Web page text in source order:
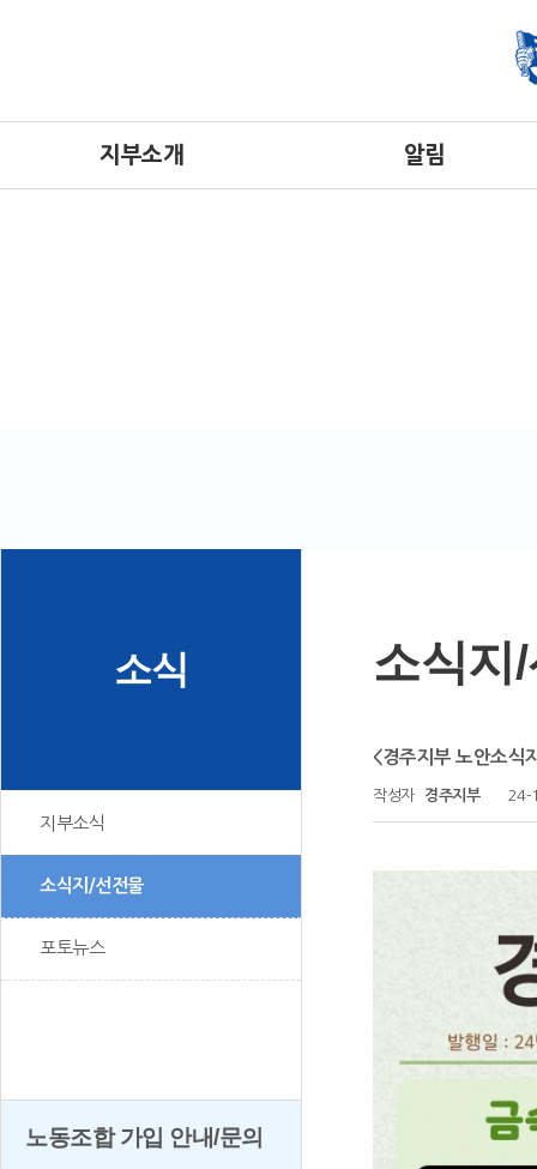
지부소개 알림
소식
지부소식
소식지/선전물
포토뉴스
노동조합 가입 안내/문의
소식지
<경주지부 노안소식
작성자 경주지부 24-